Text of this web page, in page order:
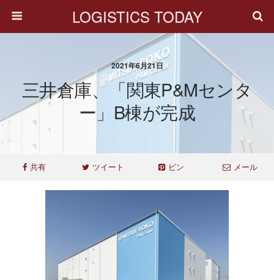
LOGISTICS TODAY
2021年6月21日
三井倉庫、「関東P&Mセンタ
ー」B棟が完成
共有 ツイート ピン メール